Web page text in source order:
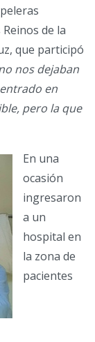
de la
que participó
nos dejaban
en
pero la que
En una
ocasión
ingresaron
a un
hospital en
la zona de
pacientes